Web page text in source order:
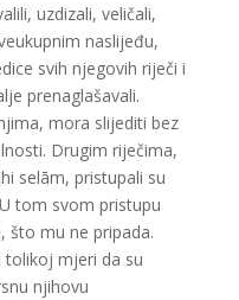
uzdizali, veličali,
naslijeđu,
svih njegovih riječi i
prenaglašavali.
mora slijediti bez
Drugim riječima,
selām, pristupali su
tom svom pristupu
što mu ne pripada.
tolikoj mjeri da su
njihovu